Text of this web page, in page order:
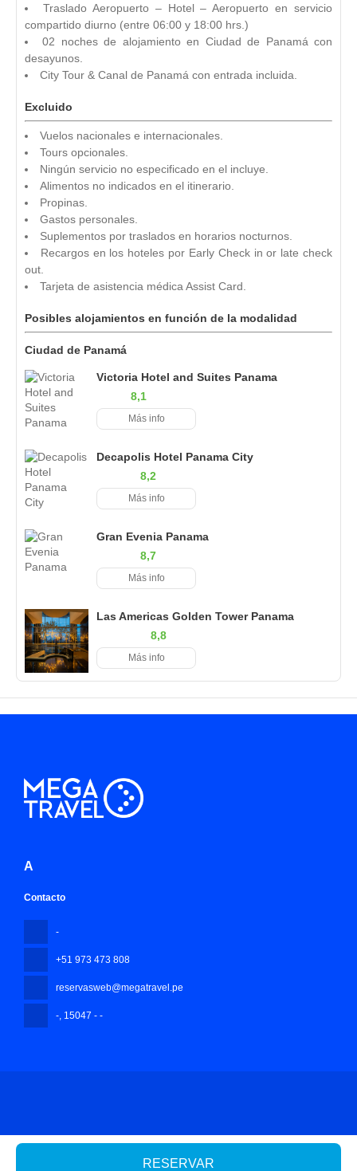
RESERVAR
Traslado Aeropuerto – Hotel – Aeropuerto en servicio
compartido diurno (entre 06:00 y 18:00 hrs.)
02 noches de alojamiento en Ciudad de Panamá con
desayunos.
City Tour & Canal de Panamá con entrada incluida.
Excluido
Vuelos nacionales e internacionales.
Tours opcionales.
Ningún servicio no especificado en el incluye.
Alimentos no indicados en el itinerario.
Propinas.
Gastos personales.
Suplementos por traslados en horarios nocturnos.
Recargos en los hoteles por Early Check in or late check
out.
Tarjeta de asistencia médica Assist Card.
Posibles alojamientos en función de la modalidad
Ciudad de Panamá
Victoria Hotel and Suites Panama
8,1
Más info
Decapolis Hotel Panama City
8,2
Más info
Gran Evenia Panama
8,7
Más info
Las Americas Golden Tower Panama
8,8
Más info
A
Contacto
-
+51 973 473 808
reservasweb@megatravel.pe
- , 15047 - -